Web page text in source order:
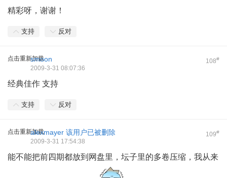
精彩呀，谢谢！
支持 反对
点击重新加载 108#
smoon
2009-3-31 08:07:36
经典佳作 支持
支持 反对
点击重新加载 109#
alexmayer 该用户已被删除
2009-3-31 17:54:38
能不能把前四期都放到网盘里，坛子里的多卷压缩，我从来